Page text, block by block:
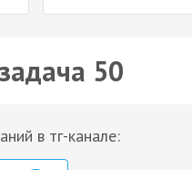
50
в тг-канале: